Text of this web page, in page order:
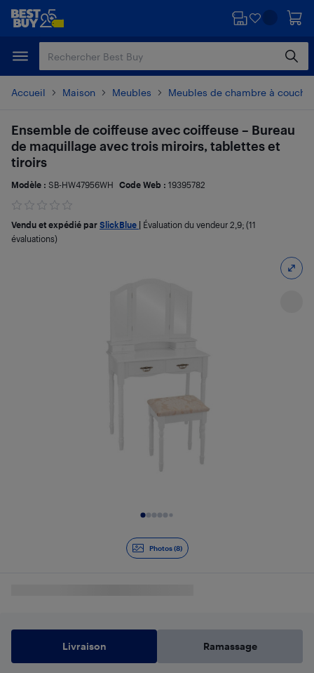
Passer
principal
Passer
Accueil Maison Meubles Meubles de chambre à coucher
Photos (8)
Ensemble de coiffeuse avec coiffeuse – Bureau
de maquillage avec trois miroirs, tablettes et
tiroirs
Modèle : SB-HW47956WH Code Web : 19395782
Vendu et expédié par SlickBlue Évaluation du vendeur 2,9; (11
évaluations)
Livraison Ramassage